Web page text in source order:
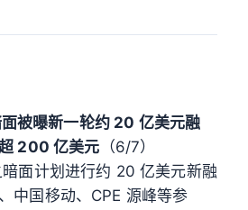
被曝新一轮约 20 亿美元融
200 亿美元 （6/7）
面计划进行约 20 亿美元新融
中国移动、CPE 源峰等参